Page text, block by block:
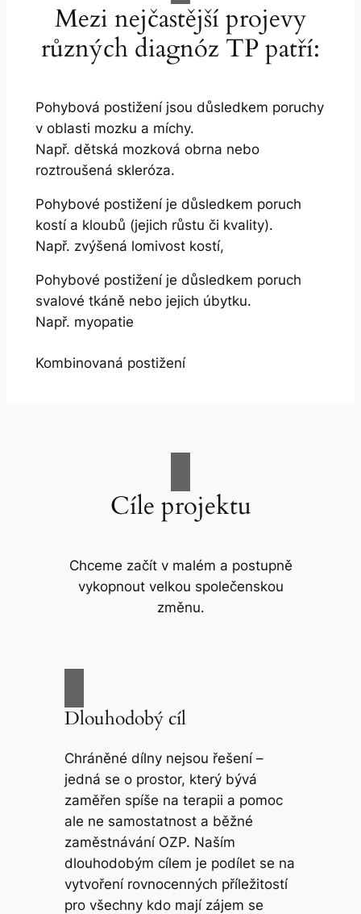
Mezi nejčastější projevy
různých diagnóz TP patří:
Pohybová postižení jsou důsledkem poruchy
v oblasti mozku a míchy.
Např. dětská mozková obrna nebo
roztroušená skleróza.
Pohybové postižení je důsledkem poruch
kostí a kloubů (jejich růstu či kvality).
Např. zvýšená lomivost kostí,
Pohybové postižení je důsledkem poruch
svalové tkáně nebo jejich úbytku.
Např. myopatie
Kombinovaná postižení
Cíle projektu
Chceme začít v malém a postupně
vykopnout velkou společenskou
změnu.
Dlouhodobý cíl
Chráněné dílny nejsou řešení –
jedná se o prostor, který bývá
zaměřen spíše na terapii a pomoc
ale ne samostatnost a běžné
zaměstnávání OZP. Naším
dlouhodobým cílem je podílet se na
vytvoření rovnocenných příležitostí
pro všechny kdo mají zájem se